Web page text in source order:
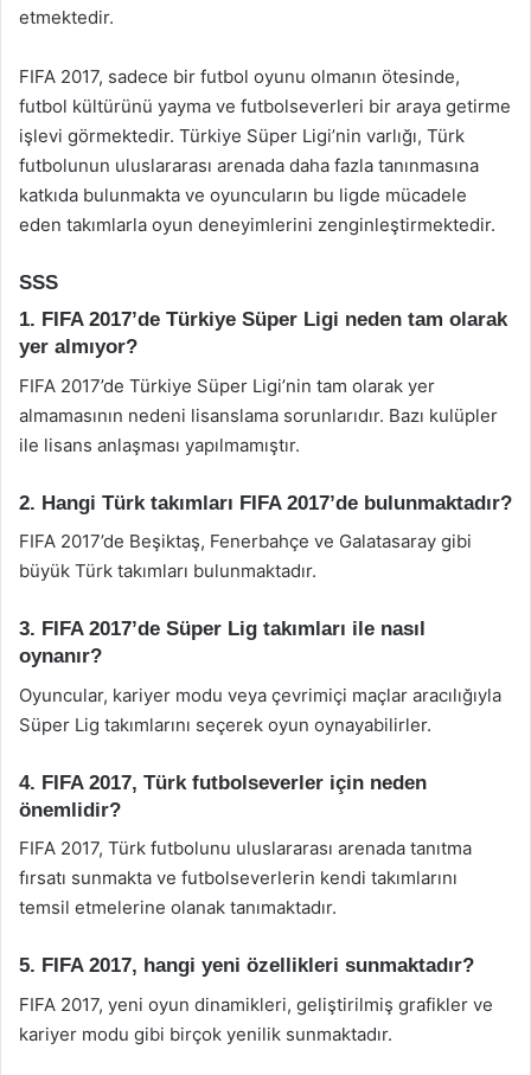
etmektedir.
FIFA 2017, sadece bir futbol oyunu olmanın ötesinde,
futbol kültürünü yayma ve futbolseverleri bir araya getirme
işlevi görmektedir. Türkiye Süper Ligi’nin varlığı, Türk
futbolunun uluslararası arenada daha fazla tanınmasına
katkıda bulunmakta ve oyuncuların bu ligde mücadele
eden takımlarla oyun deneyimlerini zenginleştirmektedir.
SSS
1. FIFA 2017’de Türkiye Süper Ligi neden tam olarak
yer almıyor?
FIFA 2017’de Türkiye Süper Ligi’nin tam olarak yer
almamasının nedeni lisanslama sorunlarıdır. Bazı kulüpler
ile lisans anlaşması yapılmamıştır.
2. Hangi Türk takımları FIFA 2017’de bulunmaktadır?
FIFA 2017’de Beşiktaş, Fenerbahçe ve Galatasaray gibi
büyük Türk takımları bulunmaktadır.
3. FIFA 2017’de Süper Lig takımları ile nasıl
oynanır?
Oyuncular, kariyer modu veya çevrimiçi maçlar aracılığıyla
Süper Lig takımlarını seçerek oyun oynayabilirler.
4. FIFA 2017, Türk futbolseverler için neden
önemlidir?
FIFA 2017, Türk futbolunu uluslararası arenada tanıtma
fırsatı sunmakta ve futbolseverlerin kendi takımlarını
temsil etmelerine olanak tanımaktadır.
5. FIFA 2017, hangi yeni özellikleri sunmaktadır?
FIFA 2017, yeni oyun dinamikleri, geliştirilmiş grafikler ve
kariyer modu gibi birçok yenilik sunmaktadır.